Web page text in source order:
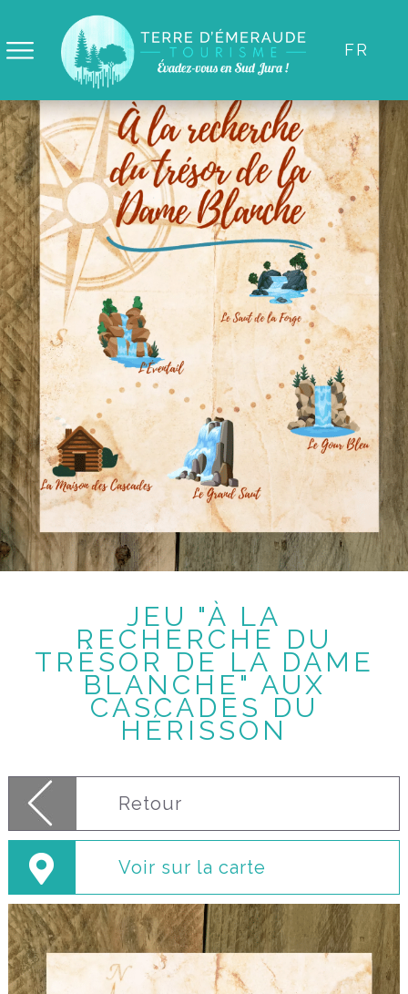
FR
JEU "À LA
RECHERCHE DU
TRÉSOR DE LA DAME
BLANCHE" AUX
CASCADES DU
HÉRISSON
Retour
Voir sur la carte
Panneau de gestion des cookies